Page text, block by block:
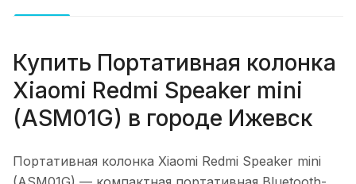
Купить Портативная колонка
Xiaomi Redmi Speaker mini
(ASM01G) в городе Ижевск
Портативная колонка Xiaomi Redmi Speaker mini